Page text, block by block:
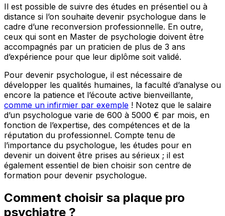
Il est possible de suivre des études en présentiel ou à
distance si l’on souhaite devenir psychologue dans le
cadre d’une reconversion professionnelle. En outre,
ceux qui sont en Master de psychologie doivent être
accompagnés par un praticien de plus de 3 ans
d’expérience pour que leur diplôme soit validé.
Pour devenir psychologue, il est nécessaire de
développer les qualités humaines, la faculté d’analyse ou
encore la patience et l’écoute active bienveillante,
comme un infirmier par exemple ! Notez que le salaire
d’un psychologue varie de 600 à 5000 € par mois, en
fonction de l’expertise, des compétences et de la
réputation du professionnel. Compte tenu de
l’importance du psychologue, les études pour en
devenir un doivent être prises au sérieux ; il est
également essentiel de bien choisir son centre de
formation pour devenir psychologue.
Comment choisir sa plaque pro
psychiatre ?